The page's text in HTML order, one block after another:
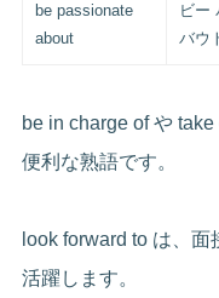
be passionate
about
ビー
バウ
be in charge of や
便利な熟語です。
look forward to は、
活躍します。